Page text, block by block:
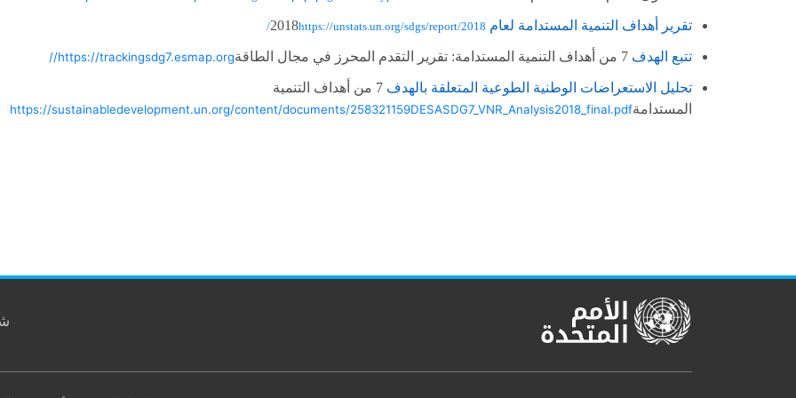
تقرير أهداف التنمية المستدامة لعام 2018https://unstats.un.org/sdgs/report/2018/
تتبع الهدف 7 من أهداف التنمية المستدامة: تقرير التقدم المحرز في مجال الطاقةhttps://trackingsdg7.esmap.org//
تحليل الاستعراضات الوطنية الطوعية المتعلقة بالهدف 7 من أهداف التنمية
المستدامةhttps://sustainabledevelopment.un.org/content/documents/258321159DESASDG7_VNR_Analysis2018_final.pdf